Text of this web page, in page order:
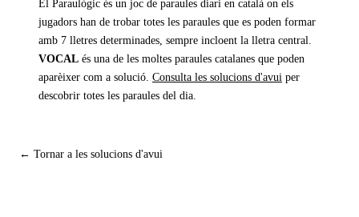
El Paraulògic és un joc de paraules diari en català on els
jugadors han de trobar totes les paraules que es poden formar
amb 7 lletres determinades, sempre incloent la lletra central.
VOCAL és una de les moltes paraules catalanes que poden
aparèixer com a solució. Consulta les solucions d'avui per
descobrir totes les paraules del dia.
← Tornar a les solucions d'avui